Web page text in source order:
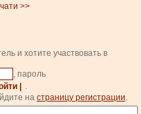
>>
и хотите участвовать в
, пароль
|
.
на страницу регистрации.